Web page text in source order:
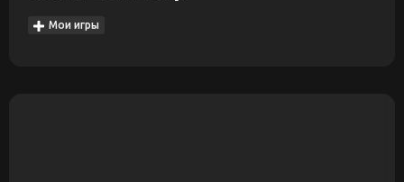
Мои игры